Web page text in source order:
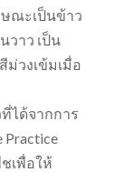
ณะเป็นข้าว
วาว เป็น
ม่วงเข้มเมื่อ
ได้จากการ
Practice
เพื่อให้